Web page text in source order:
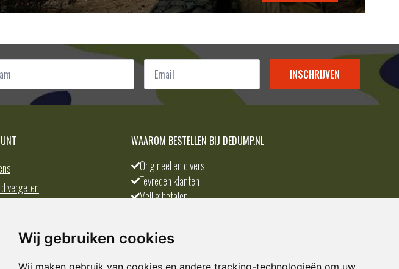
Wij gebruiken cookies
Wij maken gebruik van cookies en andere tracking-technologieën om uw
Email
INSCHRIJVEN
vergeten
WAAROM BESTELLEN BIJ DEDUMP.NL
Origineel en divers
Tevreden klanten
Veilig betalen